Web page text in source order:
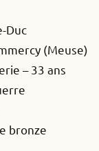
Duc
(Meuse)
– 33 ans
bronze